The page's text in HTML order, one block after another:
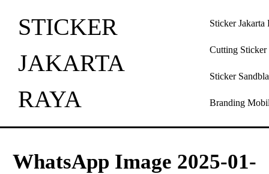
STICKER
JAKARTA
RAYA
Sticker Jakarta
Cutting Sticker
Sticker
Branding
WhatsApp Image 2025-01-